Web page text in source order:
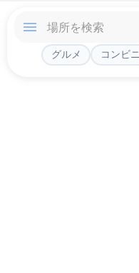
グルメ コンビニ